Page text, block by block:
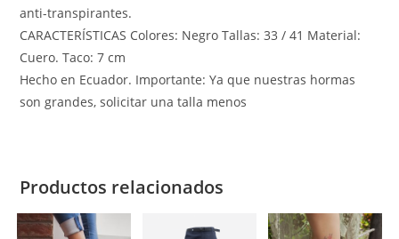
anti-transpirantes.
CARACTERÍSTICAS Colores: Negro Tallas: 33 / 41 Material:
Cuero. Taco: 7 cm
Hecho en Ecuador. Importante: Ya que nuestras hormas
son grandes, solicitar una talla menos
Productos relacionados